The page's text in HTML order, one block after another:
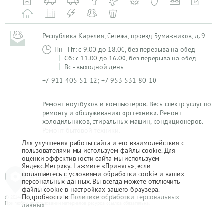
Республика Карелия, Сегежа, проезд Бумажников, д. 9
Пн - Пт: с 9.00 до 18.00, без перерыва на обед
Сб: с 11.00 до 16.00, без перерыва на обед
Вс - выходной день
+7-911-405-51-12; +7-953-531-80-10
Ремонт ноутбуков и компьютеров. Весь спектр услуг по
ремонту и обслуживанию оргтехники. Ремонт
холодильников, стиральных машин, кондиционеров.
Ремонт бытовой техники.
1
© 2014-2026. «Мой Сервис-Гид» – проект группы «Текарт».
При любом использовании материалов ресурса ссылка обязательна.
Для улучшения работы сайта и его взаимодействия с
пользователями мы используем файлы cookie. Для
оценки эффективности сайта мы используем
Яндекс.Метрику. Нажмите «Принять», если
соглашаетесь с условиями обработки cookie и ваших
персональных данных. Вы всегда можете отключить
файлы cookie в настройках вашего браузера.
Подробности в Политике обработки персональных
данных